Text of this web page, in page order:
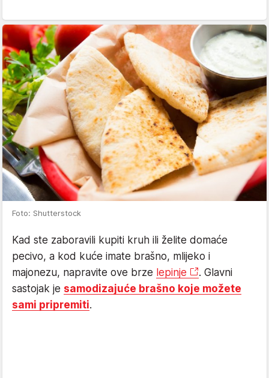
Foto: Shutterstock
Kad ste zaboravili kupiti kruh ili želite domaće
pecivo, a kod kuće imate brašno, mlijeko i
majonezu, napravite ove brze lepinje
. Glavni
sastojak je samodizajuće brašno koje možete
sami pripremiti.